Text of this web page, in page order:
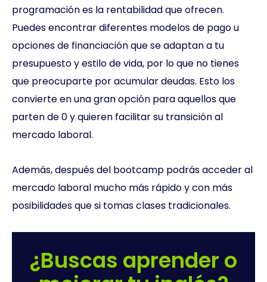
programación es la rentabilidad que ofrecen.
Puedes encontrar diferentes modelos de pago u
opciones de financiación que se adaptan a tu
presupuesto y estilo de vida, por lo que no tienes
que preocuparte por acumular deudas. Esto los
convierte en una gran opción para aquellos que
parten de 0 y quieren facilitar su transición al
mercado laboral.
Además, después del bootcamp podrás acceder al
mercado laboral mucho más rápido y con más
posibilidades que si tomas clases tradicionales.
¿Buscas aprender o